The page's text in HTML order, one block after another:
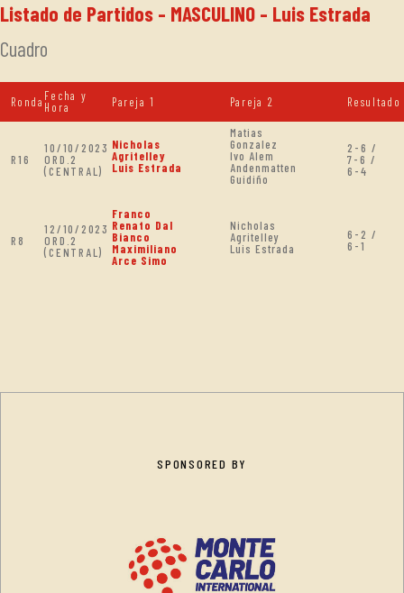
Listado de Partidos - MASCULINO - Luis Estrada
Cuadro
Ronda Fecha y
Hora
Pareja 1 Pareja 2 Resultado
R16
10/10/2023
ORD.2
(CENTRAL)
Nicholas
Agritelley
Luis Estrada
Matias
Gonzalez
Ivo Alem
Andenmatten
Guidiño
2-6 /
7-6 /
6-4
R8
12/10/2023
ORD.2
(CENTRAL)
Franco
Renato Dal
Bianco
Maximiliano
Arce Simo
Nicholas
Agritelley
Luis Estrada
6-2 /
6-1
SPONSORED BY